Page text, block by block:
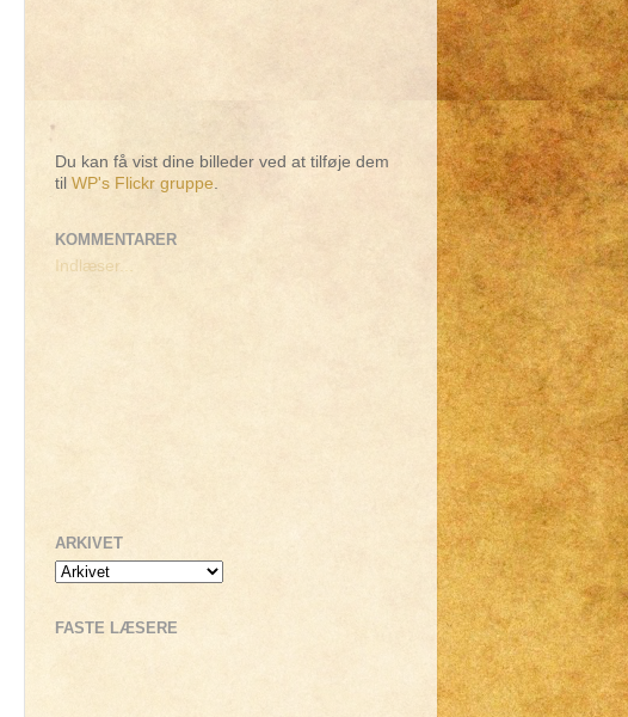
Du kan få vist dine billeder ved at tilføje dem
til WP's Flickr gruppe
KOMMENTARER
Indlæser...
ARKIVET
FASTE LÆSERE